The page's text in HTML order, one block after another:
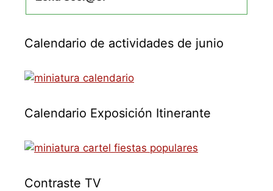
Calendario de actividades de junio
Calendario Exposición Itinerante
Contraste TV